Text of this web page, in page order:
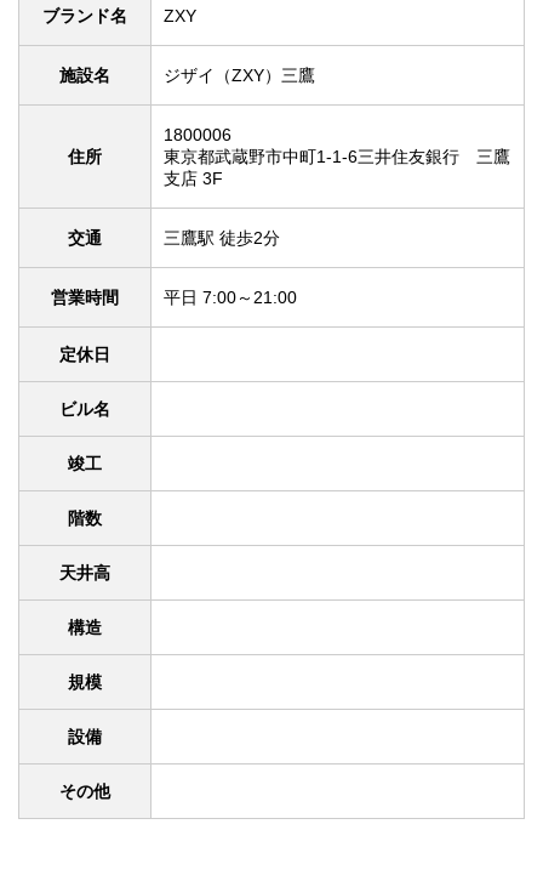
ブランド名 ZXY
施設名 ジザイ（ZXY）三鷹
住所
1800006
東京都武蔵野市中町1-1-6三井住友銀行 三鷹
支店 3F
交通 三鷹駅 徒歩2分
営業時間 平日 7:00～21:00
定休日
ビル名
竣工
階数
天井高
構造
規模
設備
その他